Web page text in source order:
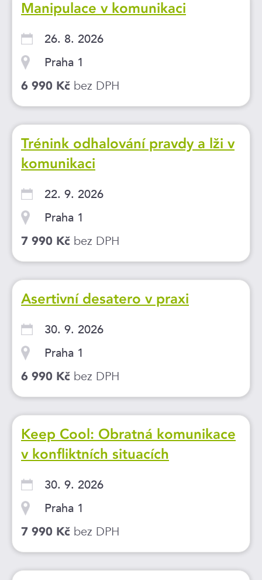
Manipulace v komunikaci
26. 8. 2026
Praha 1
6 990 Kč bez DPH
Trénink odhalování pravdy a lži v
komunikaci
22. 9. 2026
Praha 1
7 990 Kč bez DPH
Asertivní desatero v praxi
30. 9. 2026
Praha 1
6 990 Kč bez DPH
Keep Cool: Obratná komunikace
v konfliktních situacích
30. 9. 2026
Praha 1
7 990 Kč bez DPH